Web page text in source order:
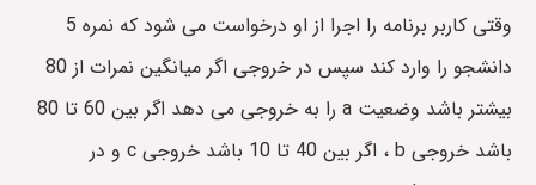
وقتی کاربر برنامه را اجرا از او درخواست می شود که نمره 5
دانشجو را وارد کند سپس در خروجی اگر میانگین نمرات از 80
بیشتر باشد وضعیت a را به خروجی می دهد اگر بین 60 تا 80
باشد خروجی b ، اگر بین 40 تا 10 باشد خروجی c و در